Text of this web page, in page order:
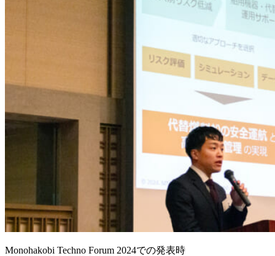
Monohakobi Techno Forum 2024での発表時